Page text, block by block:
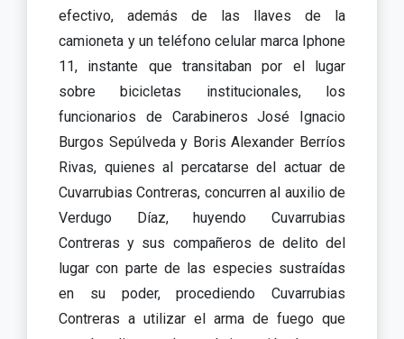
efectivo, además de las llaves de la
camioneta y un teléfono celular marca Iphone
11, instante que transitaban por el lugar
sobre bicicletas institucionales, los
funcionarios de Carabineros José Ignacio
Burgos Sepúlveda y Boris Alexander Berríos
Rivas, quienes al percatarse del actuar de
Cuvarrubias Contreras, concurren al auxilio de
Verdugo Díaz, huyendo Cuvarrubias
Contreras y sus compañeros de delito del
lugar con parte de las especies sustraídas
en su poder, procediendo Cuvarrubias
Contreras a utilizar el arma de fuego que